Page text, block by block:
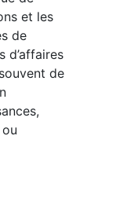
et les
de
d’affaires
de